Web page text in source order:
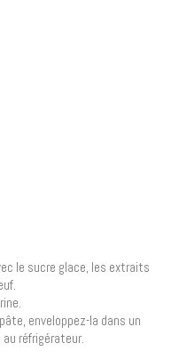
le sucre glace, les extraits
enveloppez-la dans un
réfrigérateur.